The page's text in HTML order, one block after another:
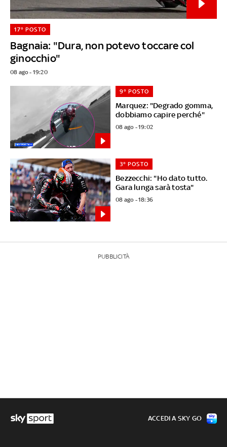
Bagnaia: "Dura, non potevo toccare col
ginocchio"
17° POSTO
08 ago - 19:20
Marquez: "Degrado gomma,
dobbiamo capire perché"
9° POSTO
08 ago - 19:02
Bezzecchi: "Ho dato tutto.
Gara lunga sarà tosta"
3° POSTO
08 ago - 18:36
PUBBLICITÀ
ACCEDI A SKY GO